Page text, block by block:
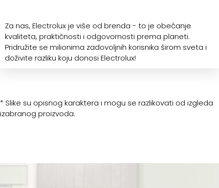
Za nas, Electrolux je više od brenda - to je obećanje
kvaliteta, praktičnosti i odgovornosti prema planeti.
Pridružite se milionima zadovoljnih korisnika širom sveta i
doživite razliku koju donosi Electrolux!
* Slike su opisnog karaktera i mogu se razlikovati od izgleda
izabranog proizvoda.